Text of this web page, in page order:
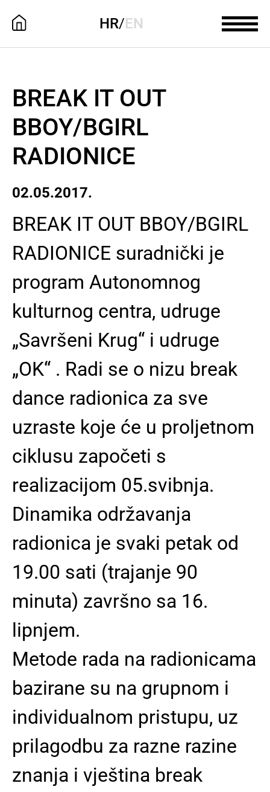
HR/EN
BREAK IT OUT
BBOY/BGIRL
RADIONICE
02.05.2017.
BREAK IT OUT BBOY/BGIRL
RADIONICE suradnički je
program Autonomnog
kulturnog centra, udruge
„Savršeni Krug“ i udruge
„OK“ . Radi se o nizu break
dance radionica za sve
uzraste koje će u proljetnom
ciklusu započeti s
realizacijom 05.svibnja.
Dinamika održavanja
radionica je svaki petak od
19.00 sati (trajanje 90
minuta) završno sa 16.
lipnjem.
Metode rada na radionicama
bazirane su na grupnom i
individualnom pristupu, uz
prilagodbu za razne razine
znanja i vještina break